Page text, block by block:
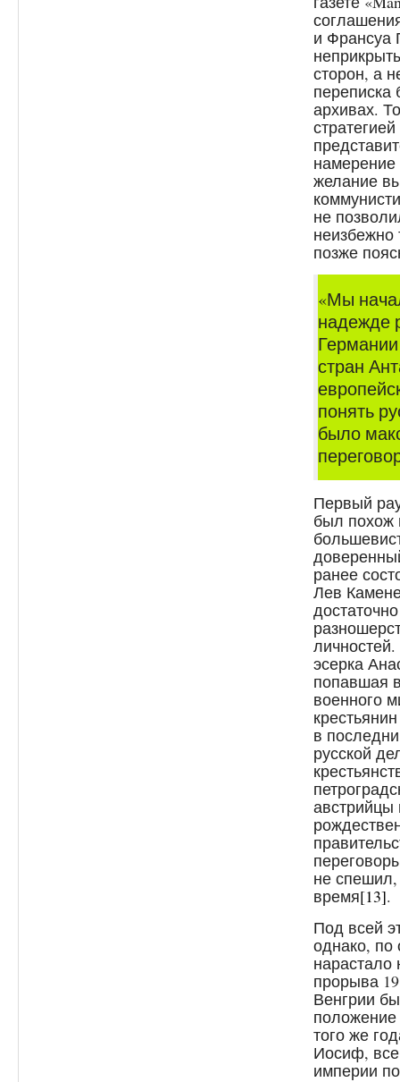
и Франсуа
сторон, а
переписка
архивах.
намерение
желание
не
неизбежно
позже
«Мы
надежде
стран
понять
было
Первый
был похож
ранее
Лев
эсерка
попавшая
военного
в
русской
австрийцы
не
время[13].
Под всей
однако, по
нарастало
прорыва
Венгрии
положение
того же
Иосиф,
империи